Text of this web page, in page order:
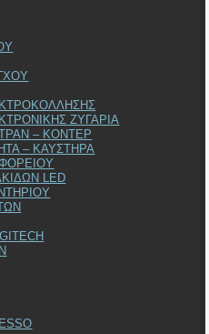
ΖΥΓΑΡΙΑ
– ΚΟΝΤΕΡ
– ΚΑΥΣΤΗΡΑ
LED